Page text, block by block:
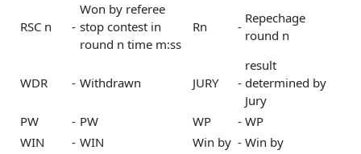
RSC n -
Won by referee
stop contest in
round n time m:ss
Rn -
Repechage
round n
WDR - Withdrawn JURY -
result
determined by
Jury
PW
- PW WP - WP
WIN
- WIN Win by - Win by